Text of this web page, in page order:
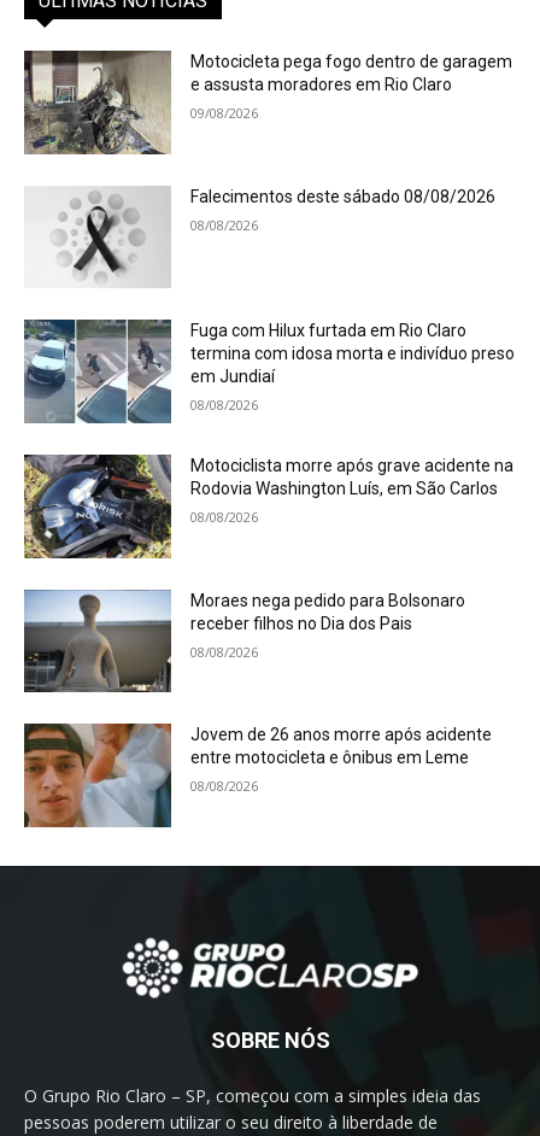
Motocicleta pega fogo dentro de garagem
e assusta moradores em Rio Claro
09/08/2026
Falecimentos deste sábado 08/08/2026
08/08/2026
Fuga com Hilux furtada em Rio Claro
termina com idosa morta e indivíduo preso
em Jundiaí
08/08/2026
Motociclista morre após grave acidente na
Rodovia Washington Luís, em São Carlos
08/08/2026
Moraes nega pedido para Bolsonaro
receber filhos no Dia dos Pais
08/08/2026
Jovem de 26 anos morre após acidente
entre motocicleta e ônibus em Leme
08/08/2026
SOBRE NÓS
O Grupo Rio Claro – SP, começou com a simples ideia das
pessoas poderem utilizar o seu direito à liberdade de